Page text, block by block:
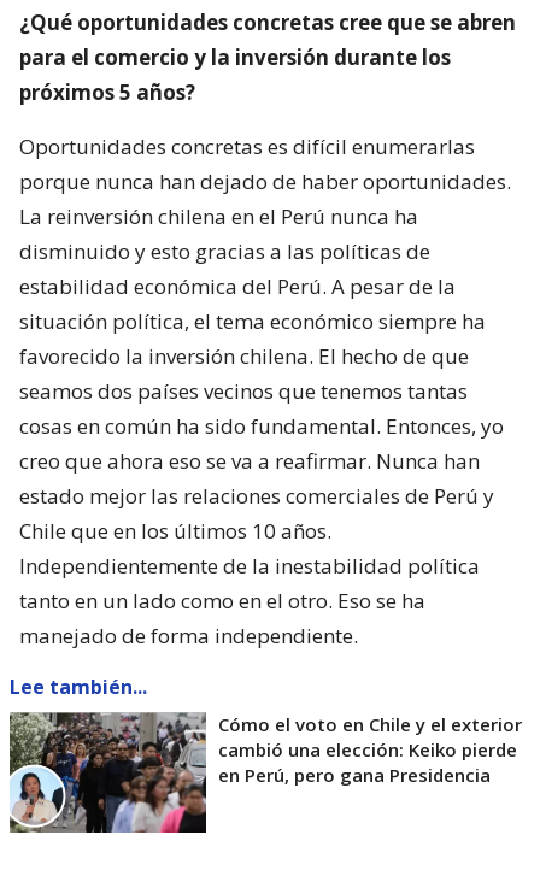
¿Qué oportunidades concretas cree que se abren
para el comercio y la inversión durante los
próximos 5 años?
Oportunidades concretas es difícil enumerarlas
porque nunca han dejado de haber oportunidades.
La reinversión chilena en el Perú nunca ha
disminuido y esto gracias a las políticas de
estabilidad económica del Perú. A pesar de la
situación política, el tema económico siempre ha
favorecido la inversión chilena. El hecho de que
seamos dos países vecinos que tenemos tantas
cosas en común ha sido fundamental. Entonces, yo
creo que ahora eso se va a reafirmar. Nunca han
estado mejor las relaciones comerciales de Perú y
Chile que en los últimos 10 años.
Independientemente de la inestabilidad política
tanto en un lado como en el otro. Eso se ha
manejado de forma independiente.
Lee también...
Cómo el voto en Chile y el exterior
cambió una elección: Keiko pierde
en Perú, pero gana Presidencia